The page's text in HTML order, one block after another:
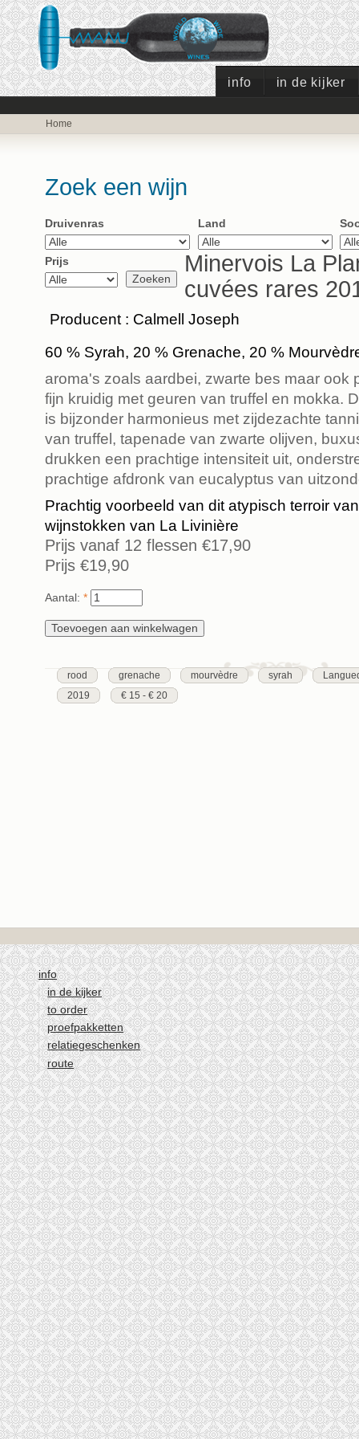
info in de kijker
Home
Zoek een wijn
Druivenras Land
Prijs
Minervois La
cuvées rares
Producent : Calmell Joseph
60 % Syrah, 20 % Grenache, 20 %
aroma's zoals aardbei, zwarte bes maar ook
fijn kruidig ​​met geuren van truffel en mokka.
is bijzonder harmonieus met zijdezachte
van truffel, tapenade van zwarte olijven,
drukken een prachtige intensiteit uit,
prachtige afdronk van eucalyptus van
Prachtig voorbeeld van dit atypisch terroir
wijnstokken van La Livinière
Prijs vanaf 12 flessen €17,90
Prijs €19,90
Aantal: *
rood grenache mourvèdre syrah
2019
€ 15 - € 20
info
in de kijker
to order
proefpakketten
relatiegeschenken
route